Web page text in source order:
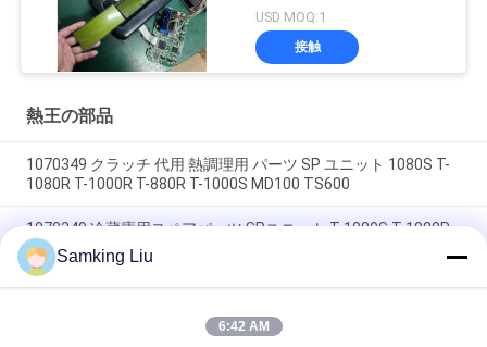
8452372 グリーン ディ
スプレイタイプ LCD画
面 THERMO KING SB210
USD MOQ:1
接触
熱王の部品
1070349 クラッチ 代用 熱調理用 パーツ SP ユニット 1080S T-
1080R T-1000R T-880R T-1000S MD100 TS600
1070349 冷蔵庫用スペアパーツ SPユニット T-1080S T-1080R
T-1000R T-880R T-1000S MD100 TS600
T-600M / T-600R / 680Pro,T-800M / T-800R / 880Pro 同じカバ
我々は,THERMO KINGユニットカバー全体のセットを供給しま
Samking Liu
6:42 AM